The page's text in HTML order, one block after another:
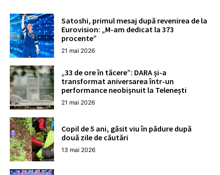
Satoshi, primul mesaj după revenirea de la
Eurovision: „M-am dedicat la 373
procente”
21 mai 2026
„33 de ore în tăcere”: DARA și-a
transformat aniversarea într-un
performance neobișnuit la Telenești
21 mai 2026
Copil de 5 ani, găsit viu în pădure după
două zile de căutări
13 mai 2026